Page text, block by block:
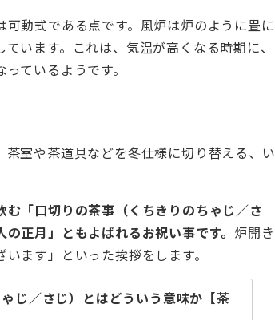
動式である点です。風炉は炉のように畳に
います。これは、気温が高くなる時期に、
ているようです。
室や茶道具などを冬仕様に切り替える、い
「口切りの茶事（くちきりのちゃじ／さ
正月」ともよばれるお祝い事です。 炉開き
ます」といった挨拶をします。
じ／さじ）とはどういう意味か【茶